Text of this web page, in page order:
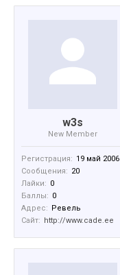
w3s
New Member
Регистрация: 19 май 2006
Сообщения: 20
Лайки: 0
Баллы: 0
Адрес: Ревель
Сайт: http://www.cade.ee